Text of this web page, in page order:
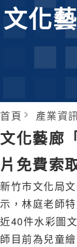
文化
首頁 產業資
文化藝廊
片免費索
新竹市文化局
示，林庭老師
近40件水彩圖
師目前為兒童